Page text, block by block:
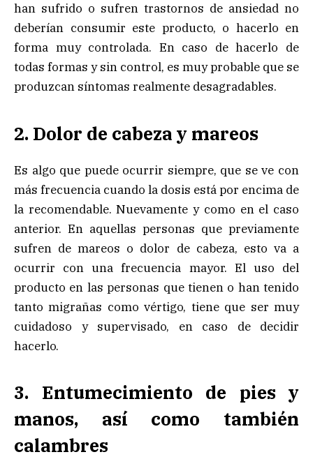
han sufrido o sufren trastornos de ansiedad no
deberían consumir este producto, o hacerlo en
forma muy controlada. En caso de hacerlo de
todas formas y sin control, es muy probable que se
produzcan síntomas realmente desagradables.
2. Dolor de cabeza y mareos
Es algo que puede ocurrir siempre, que se ve con
más frecuencia cuando la dosis está por encima de
la recomendable. Nuevamente y como en el caso
anterior. En aquellas personas que previamente
sufren de mareos o dolor de cabeza, esto va a
ocurrir con una frecuencia mayor. El uso del
producto en las personas que tienen o han tenido
tanto migrañas como vértigo, tiene que ser muy
cuidadoso y supervisado, en caso de decidir
hacerlo.
3. Entumecimiento de pies y
manos, así como también
calambres